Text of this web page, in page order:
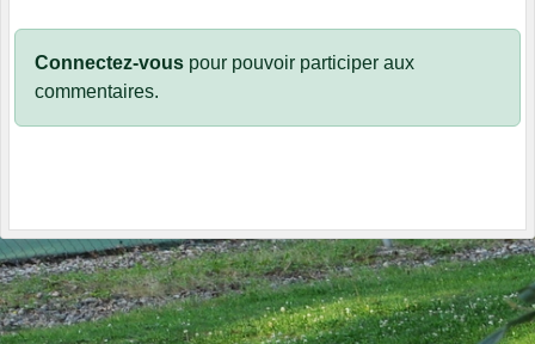
Connectez-vous pour pouvoir participer aux
commentaires.